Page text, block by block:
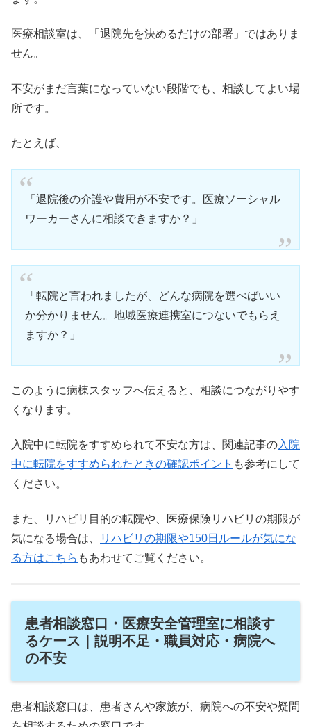
医療相談室は、「退院先を決めるだけの部署」ではありま
せん。
不安がまだ言葉になっていない段階でも、相談してよい場
所です。
たとえば、
「退院後の介護や費用が不安です。医療ソーシャル
ワーカーさんに相談できますか？」
「転院と言われましたが、どんな病院を選べばいい
か分かりません。地域医療連携室につないでもらえ
ますか？」
このように病棟スタッフへ伝えると、相談につながりやす
くなります。
入院中に転院をすすめられて不安な方は、関連記事の入院
中に転院をすすめられたときの確認ポイント も参考にして
ください。
また、リハビリ目的の転院や、医療保険リハビリの期限が
気になる場合は、
リハビリの期限や150日ルールが気にな
る方はこちら もあわせてご覧ください。
患者相談窓口・医療安全管理室に相談す
るケース｜説明不足・職員対応・病院へ
の不安
患者相談窓口は、患者さんや家族が、病院への不安や疑問